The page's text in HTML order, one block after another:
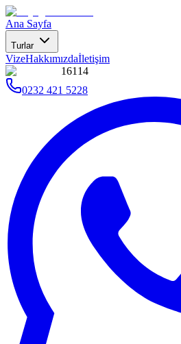
Ana Sayfa
Turlar
VizeHakkımızdaİletişim
16114
0232 421 5228